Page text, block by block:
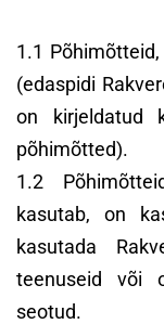
1.1
(edaspidi
on kirjeldatud
põhimõtted).
1.2
kasutab, on
kasutada
teenuseid või
seotud.